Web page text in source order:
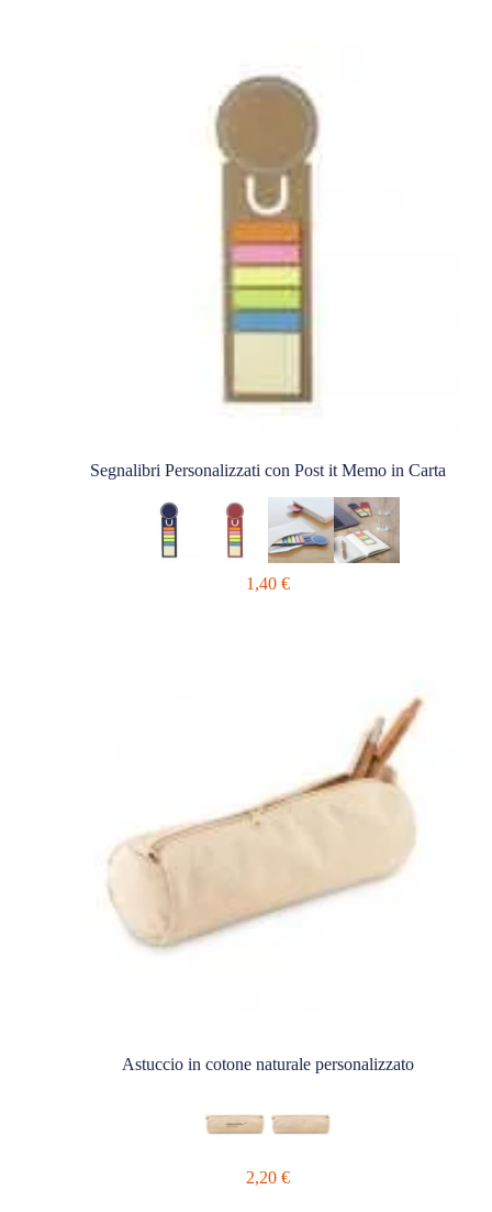
Segnalibri Personalizzati con Post it Memo in Carta
1,40 €
Astuccio in cotone naturale personalizzato
2,20 €